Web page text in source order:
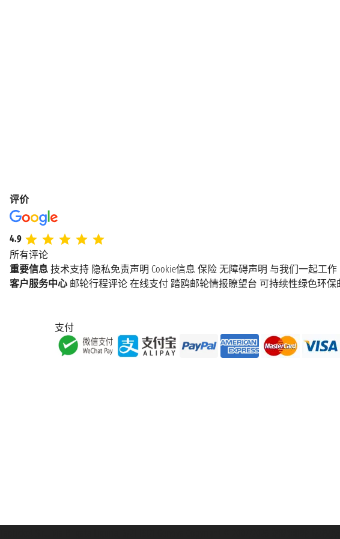
评价
4.9
所有评论
重要信息 技术支持 隐私免责声明 Cookie信息 保险 无障碍声明 与我们一起工作
客户服务中心 邮轮行程评论 在线支付 踏鸥邮轮情报瞭望台 可持续性绿色环保
支付